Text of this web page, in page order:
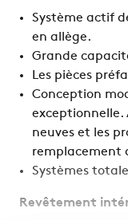
Système actif
en allège.
Grande
Les pièces
Conception
exceptionnelle.
neuves et les
remplacement
Systèmes
Revêtement